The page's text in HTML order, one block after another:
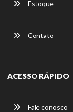
Estoque
Contato
ACESSO RÁPIDO
Fale conosco